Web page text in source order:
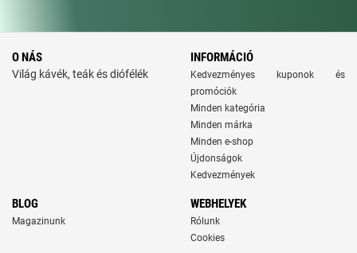
O NÁS
Világ kávék, teák és diófélék
INFORMÁCIÓ
Kedvezményes kuponok és
promóciók
Minden kategória
Minden márka
Minden e-shop
Újdonságok
Kedvezmények
BLOG
Magazinunk
WEBHELYEK
Rólunk
Cookies